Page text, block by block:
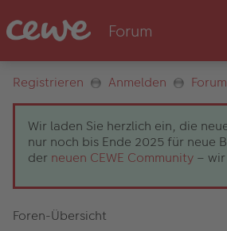
Registrieren Anmelden Forum
Wir laden Sie herzlich ein, die
nur noch bis Ende 2025 für neue
der neuen CEWE Community –
Foren-Übersicht